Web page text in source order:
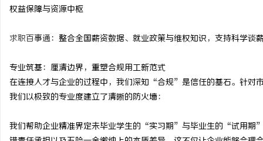
权益保障与资源中枢
求职百事通：整合全国薪资数据、就业政策与维权知识，支持科学谈
专业筑基：厘清边界，重塑合规用工新范式
在连接人才与企业的过程中，我们深知“合规”是信任的基石。针
我们以极致的专业度建立了清晰的防火墙：
我们帮助企业精准界定未毕业学生的“实习期”与毕业生的“试用期